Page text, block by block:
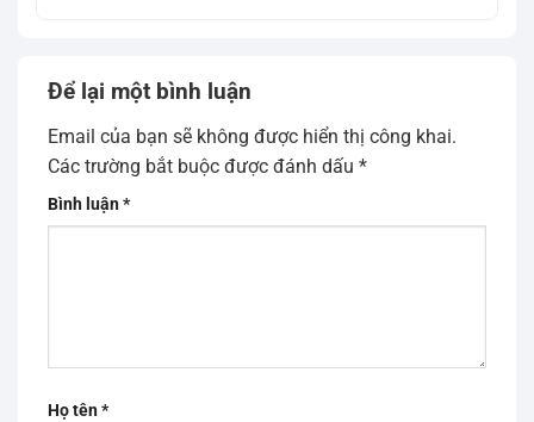
Để lại một bình luận
Email của bạn sẽ không được hiển thị công khai.
Các trường bắt buộc được đánh dấu *
Bình luận*
Họ tên*